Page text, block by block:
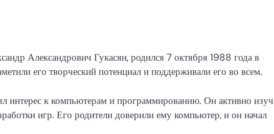
Александрович Гукасян, родился 7 октября 1988 года в
его творческий потенциал и поддерживали его во всем.
интерес к компьютерам и программированию. Он активно
игр. Его родители доверили ему компьютер, и он начал